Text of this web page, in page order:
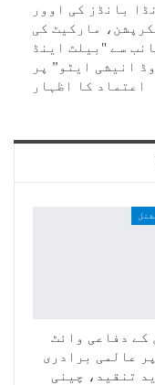
بانڈز کی اوور
مارکیٹ کی
سے "بیلٹ اینڈ
انیشی ایٹو” پر
اعتماد کا اظہار
کے دفاعی وائٹ
عالمی برادری
تنقید، چینی